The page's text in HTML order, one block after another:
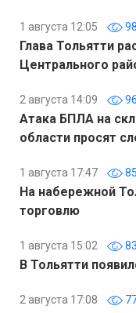
1 августа 12:05
Глава Тольятти
Центрального
2 августа 14:09
Атака БПЛА на
области просят
1 августа 17:47
На набережной
торговлю
1 августа 15:02
В Тольятти
2 августа 17:08